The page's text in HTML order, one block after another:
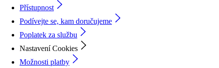
Přístupnost
Podívejte se, kam doručujeme
Poplatek za službu
Nastavení Cookies
Možnosti platby